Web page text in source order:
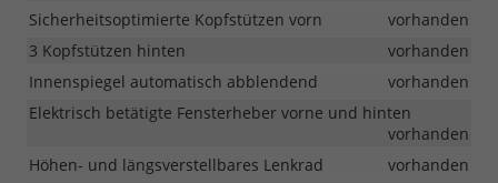
Sicherheitsoptimierte Kopfstützen vorn
vorhanden
3 Kopfstützen hinten
vorhanden
Innenspiegel automatisch abblendend
vorhanden
Elektrisch betätigte Fensterheber vorne und hinten
vorhanden
Höhen- und längsverstellbares Lenkrad
vorhanden